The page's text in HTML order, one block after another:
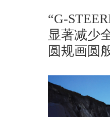
“G-
显著减少
圆规画圆